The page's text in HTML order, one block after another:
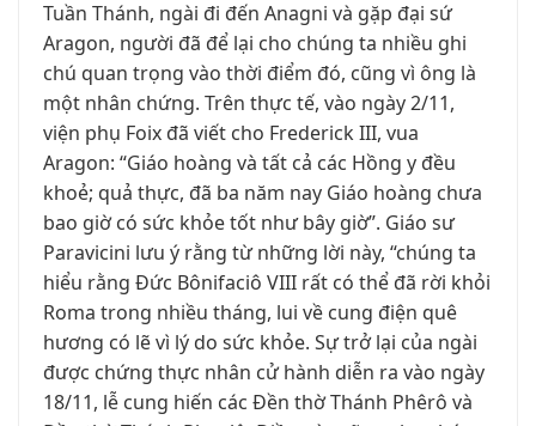
Tuần Thánh, ngài đi đến Anagni và gặp đại sứ
Aragon, người đã để lại cho chúng ta nhiều ghi
chú quan trọng vào thời điểm đó, cũng vì ông là
một nhân chứng. Trên thực tế, vào ngày 2/11,
viện phụ Foix đã viết cho Frederick III, vua
Aragon: “Giáo hoàng và tất cả các Hồng y đều
khoẻ; quả thực, đã ba năm nay Giáo hoàng chưa
bao giờ có sức khỏe tốt như bây giờ”. Giáo sư
Paravicini lưu ý rằng từ những lời này, “chúng ta
hiểu rằng Đức Bônifaciô VIII rất có thể đã rời khỏi
Roma trong nhiều tháng, lui về cung điện quê
hương có lẽ vì lý do sức khỏe. Sự trở lại của ngài
được chứng thực nhân cử hành diễn ra vào ngày
18/11, lễ cung hiến các Đền thờ Thánh Phêrô và